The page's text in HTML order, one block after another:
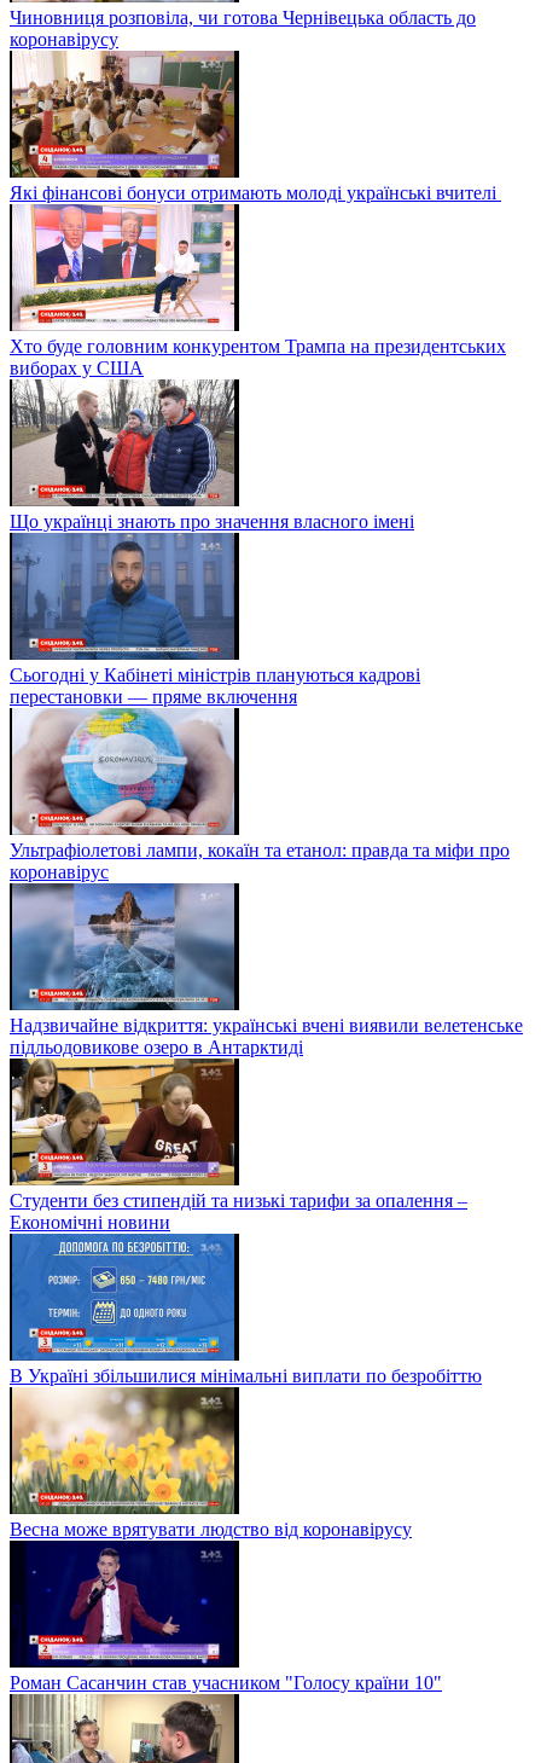
Чиновниця розповіла, чи готова Чернівецька область до
коронавірусу
Які фінансові бонуси отримають молоді українські вчителі
Хто буде головним конкурентом Трампа на президентських
виборах у США
Що українці знають про значення власного імені
Сьогодні у Кабінеті міністрів плануються кадрові
перестановки — пряме включення
Ультрафіолетові лампи, кокаїн та етанол: правда та міфи про
коронавірус
Надзвичайне відкриття: українські вчені виявили велетенське
підльодовикове озеро в Антарктиді
Студенти без стипендій та низькі тарифи за опалення –
Економічні новини
В Україні збільшилися мінімальні виплати по безробіттю
Весна може врятувати людство від коронавірусу
Роман Сасанчин став учасником "Голосу країни 10"